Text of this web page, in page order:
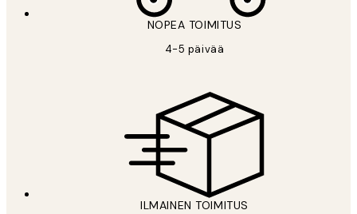
NOPEA TOIMITUS
4-5 päivää
ILMAINEN TOIMITUS